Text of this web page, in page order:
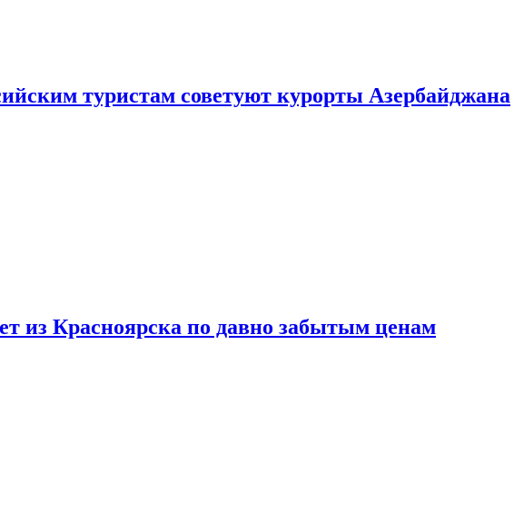
туристам советуют курорты Азербайджана
из Красноярска по давно забытым ценам